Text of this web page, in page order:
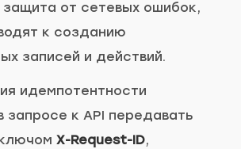
защита от сетевых ошибок,
к созданию
записей и действий.
идемпотентности
запросе к API передавать
X-Request-ID,